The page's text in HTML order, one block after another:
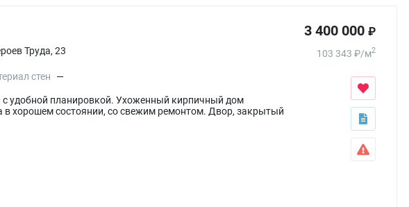
Труда, 23
стен —
с удобной планировкой. Ухоженный кирпичный дом
хорошем состоянии, cо свежим ремонтом. Двор, закрытый
3 400 000 ₽
103 343 ₽/м2